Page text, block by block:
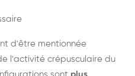
d'être mentionnée
l'activité crépusculaire du